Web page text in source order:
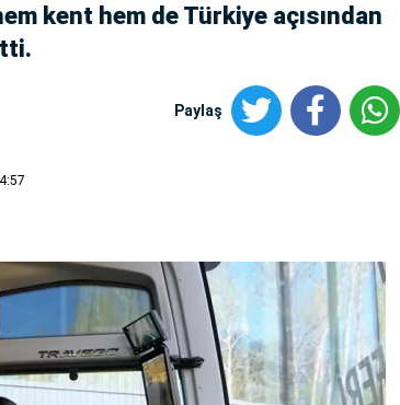
kent hem de Türkiye açısından
Paylaş